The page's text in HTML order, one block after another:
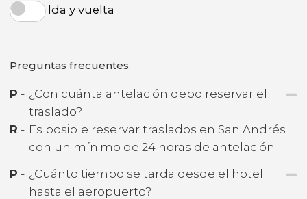
Ida y vuelta
Preguntas frecuentes
P - ¿Con cuánta antelación debo reservar el
traslado?
R - Es posible reservar traslados en San Andrés
con un mínimo de 24 horas de antelación
P - ¿Cuánto tiempo se tarda desde el hotel
hasta el aeropuerto?